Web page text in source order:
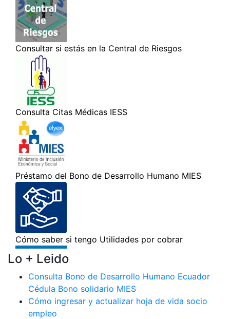
Lo + Leido
Consulta Bono de Desarrollo Humano Ecuador
Cédula Bono solidario MIES
Cómo ingresar y actualizar hoja de vida socio
empleo